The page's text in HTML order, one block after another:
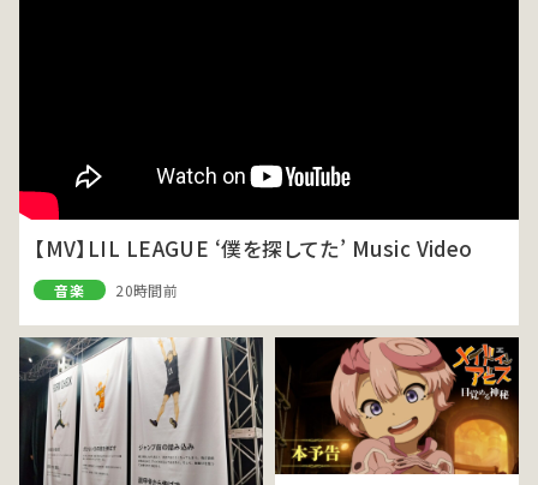
【MV】LIL LEAGUE ‘僕を探してた’ Music Video
音楽 20時間前